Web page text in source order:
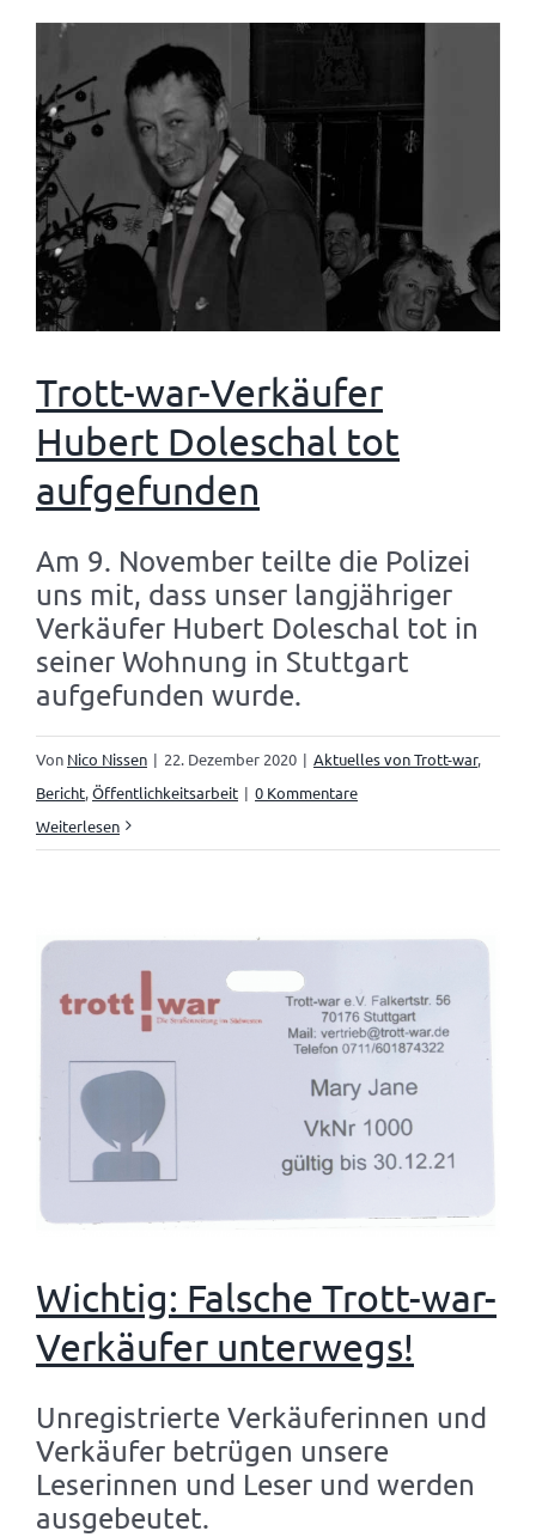
Trott-war-Verkäufer
Hubert Doleschal tot
aufgefunden
Am 9. November teilte die Polizei
uns mit, dass unser langjähriger
Verkäufer Hubert Doleschal tot in
seiner Wohnung in Stuttgart
aufgefunden wurde.
Von Nico Nissen | 22. Dezember 2020 | Aktuelles von Trott-war,
Bericht,Öffentlichkeitsarbeit | 0 Kommentare
Weiterlesen
Wichtig: Falsche Trott-war-
Verkäufer unterwegs!
Unregistrierte Verkäuferinnen und
Verkäufer betrügen unsere
Leserinnen und Leser und werden
ausgebeutet.